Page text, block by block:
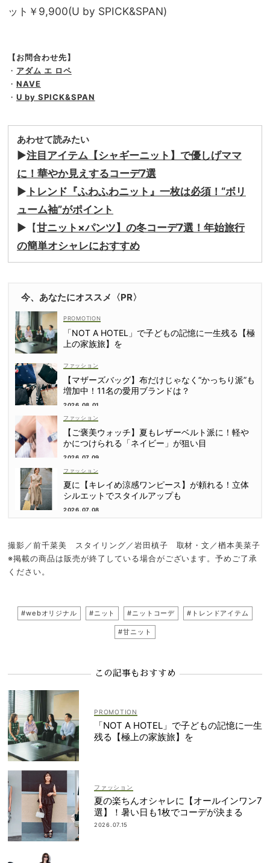
ット￥9,900(U by SPICK&SPAN)
【お問合わせ先】
・ アダム エ ロペ
・ NAVE
・ U by SPICK&SPAN
あわせて読みたい
▶注目アイテム【シャギーニット】で優しげママ
に！華やか見えするコーデ7選
▶ トレンド『ふわふわニット』一枚は必須！“ボリ
ューム袖”がポイント
▶【甘ニット×パンツ】の冬コーデ7選！年始旅行
の簡単オシャレにおすすめ
今、あなたにオススメ〈PR〉
「NOT A HOTEL」で子どもの記憶に一生残る【極
上の家族旅】を
ファッション
【マザーズバッグ】布だけじゃなく“かっちり派”も
増加中！11名の愛用ブランドは？
2026.08.01
ファッション
【ご褒美ウォッチ】夏もレザーベルト派に！軽や
かにつけられる「ネイビー」が狙い目
2026.07.09
ファッション
夏に【キレイめ涼感ワンピース】が頼れる！立体
シルエットでスタイルアップも
2026.07.08
撮影／前千菜美 スタイリング／岩田槙子 取材・文／楢本美菜子
※掲載の商品は販売が終了している場合がございます。予めご了承
ください。
#webオリジナル #ニット #ニットコーデ #トレンドアイテム
#甘ニット
この記事もおすすめ
「NOT A HOTEL」で子どもの記憶に一生
残る【極上の家族旅】を
ファッション
夏の楽ちんオシャレに【オールインワン7
選】！暑い日も1枚でコーデが決まる
2026.07.15